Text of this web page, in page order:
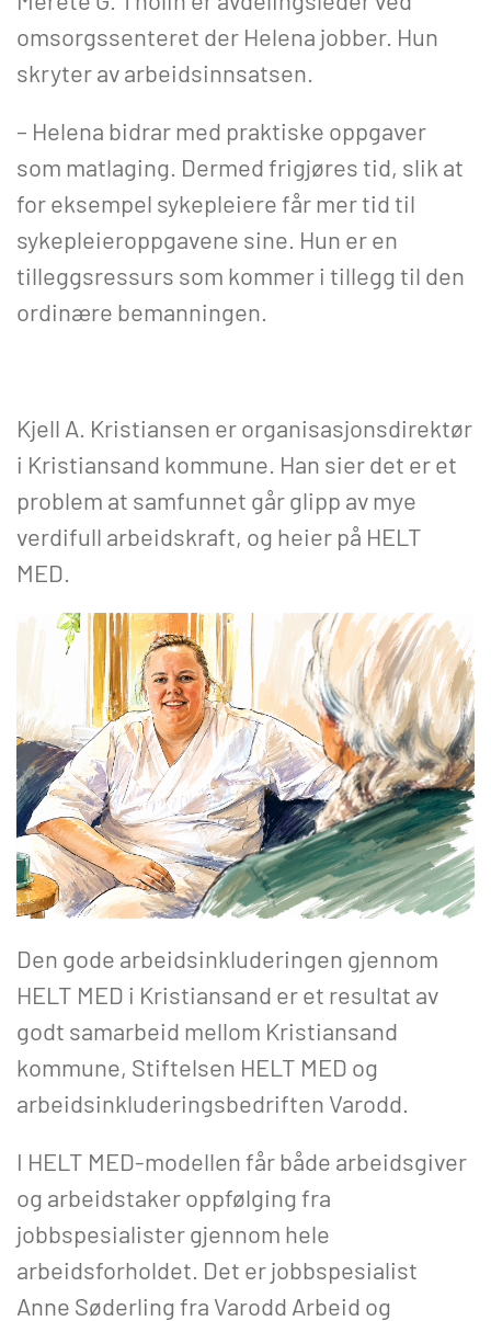
omsorgssenteret der Helena jobber. Hun
skryter av arbeidsinnsatsen.
– Helena bidrar med praktiske oppgaver
som matlaging. Dermed frigjøres tid, slik at
for eksempel sykepleiere får mer tid til
sykepleieroppgavene sine. Hun er en
tilleggsressurs som kommer i tillegg til den
ordinære bemanningen.
Kjell A. Kristiansen er organisasjonsdirektør
i Kristiansand kommune. Han sier det er et
problem at samfunnet går glipp av mye
verdifull arbeidskraft, og heier på HELT
MED.
Den gode arbeidsinkluderingen gjennom
HELT MED i Kristiansand er et resultat av
godt samarbeid mellom Kristiansand
kommune, Stiftelsen HELT MED og
arbeidsinkluderingsbedriften Varodd.
I HELT MED-modellen får både arbeidsgiver
og arbeidstaker oppfølging fra
jobbspesialister gjennom hele
arbeidsforholdet. Det er jobbspesialist
Anne Søderling fra Varodd Arbeid og